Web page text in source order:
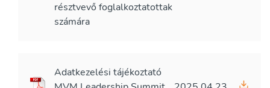
résztvevő foglalkoztatottak
számára
Adatkezelési tájékoztató